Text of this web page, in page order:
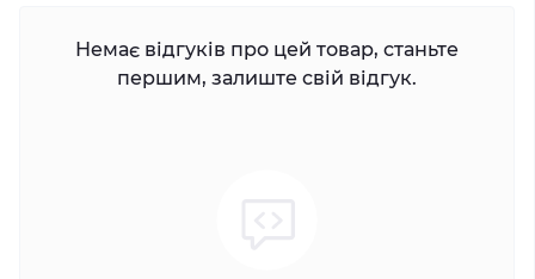
Немає відгуків про цей товар, станьте
першим, залиште свій відгук.